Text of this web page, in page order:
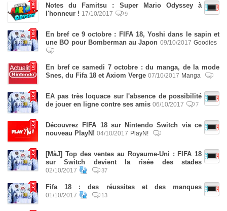
Notes du Famitsu : Super Mario Odyssey à
l'honneur ! 17/10/2017 9
En bref ce 9 octobre : FIFA 18, Yoshi dans le sapin et
une BO pour Bomberman au Japon 09/10/2017 Goodies
En bref ce samedi 7 octobre : du manga, de la mode
Snes, du Fifa 18 et Axiom Verge 07/10/2017 Manga
EA pas très loquace sur l'absence de possibilité
de jouer en ligne contre ses amis 06/10/2017 7
Découvrez FIFA 18 sur Nintendo Switch via ce
nouveau PlayN! 04/10/2017 PlayN!
[MàJ] Top des ventes au Royaume-Uni : FIFA 18
sur Switch devient la risée des stades
02/10/2017 37
Fifa 18 : des réussites et des manques
01/10/2017 13